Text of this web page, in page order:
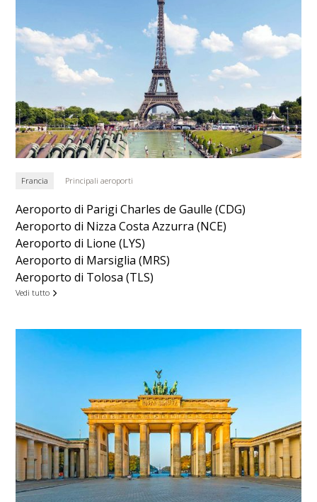
Francia Principali aeroporti
Aeroporto di Parigi Charles de Gaulle (CDG)
Aeroporto di Nizza Costa Azzurra (NCE)
Aeroporto di Lione (LYS)
Aeroporto di Marsiglia (MRS)
Aeroporto di Tolosa (TLS)
Vedi tutto